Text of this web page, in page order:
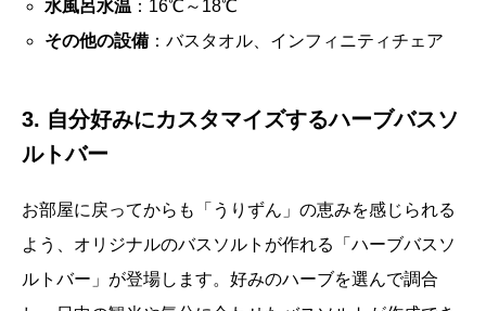
水風呂水温 ：16℃～18℃
その他の設備：バスタオル、インフィニティチェア
3. 自分好みにカスタマイズするハーブバスソ
ルトバー
お部屋に戻ってからも「うりずん」の恵みを感じられる
よう、オリジナルのバスソルトが作れる「ハーブバスソ
ルトバー」が登場します。好みのハーブを選んで調合